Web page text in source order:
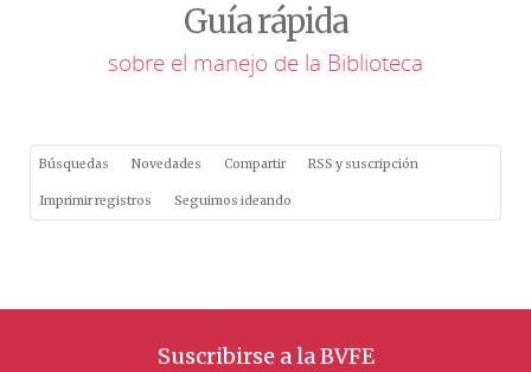
Guía rápida
sobre el manejo de la Biblioteca
Búsquedas Novedades Compartir RSS y suscripción
Imprimir registros Seguimos ideando
Suscribirse a la BVFE